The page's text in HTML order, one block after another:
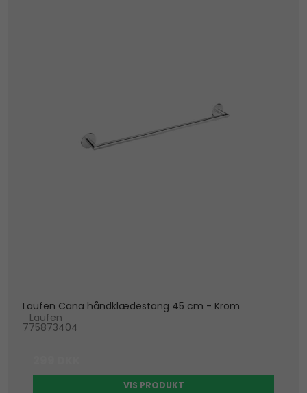
Laufen Cana håndklædestang 45 cm - Krom
Laufen
775873404
VIS PRODUKT